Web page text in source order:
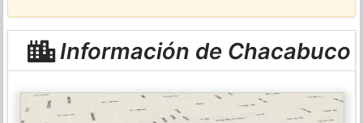
Información de Chacabuco